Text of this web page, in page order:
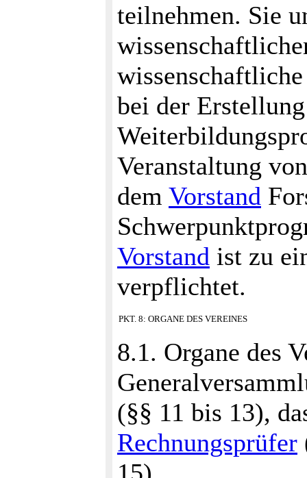
teilnehmen. Sie
bei der
Veranstaltung
dem Vorstand
Vorstand ist zu
verpflichtet.
PKT. 8: ORGANE DES VEREINES
8.1. Organe des
(§§ 11 bis 13),
Rechnungsprüfer